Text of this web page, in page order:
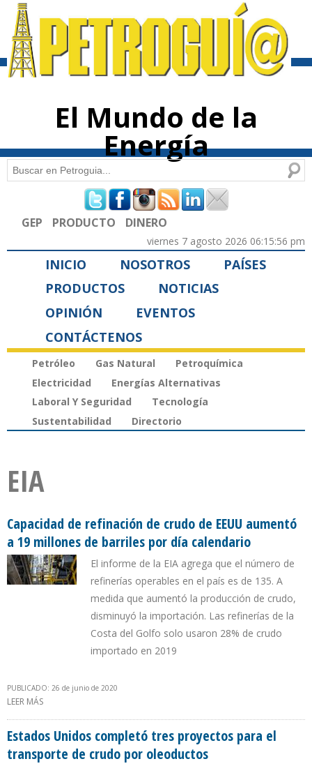
contenido
El Mundo de la
Energía
Formulario de búsqueda
Buscar
GEP PRODUCTO DINERO
viernes 7 agosto 2026 06:15:56 pm
INICIO NOSOTROS
PAÍSES
PRODUCTOS
NOTICIAS
OPINIÓN
EVENTOS
CONTÁCTENOS
Petróleo Gas Natural
Petroquímica
Electricidad
Energías Alternativas
Laboral Y Seguridad
Tecnología
Sustentabilidad
Directorio
EIA
Capacidad de refinación de crudo de EEUU aumentó
a 19 millones de barriles por día calendario
El informe de la EIA agrega que el número de
refinerías operables en el país es de 135. A
medida que aumentó la producción de crudo,
disminuyó la importación. Las refinerías de la
Costa del Golfo solo usaron 28% de crudo
importado en 2019
PUBLICADO: 26 de junio de 2020
LEER MÁS
Estados Unidos completó tres proyectos para el
transporte de crudo por oleoductos